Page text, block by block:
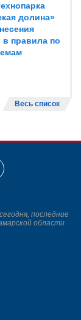
долина»
в правила по
Весь список
последние
области